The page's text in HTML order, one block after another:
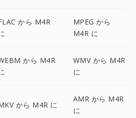
から M4R
MPEG から
M4R に
から M4R
WMV から M4R
に
から M4R に
AMR から M4R
に